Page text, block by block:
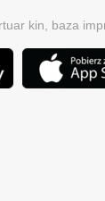
kin, baza